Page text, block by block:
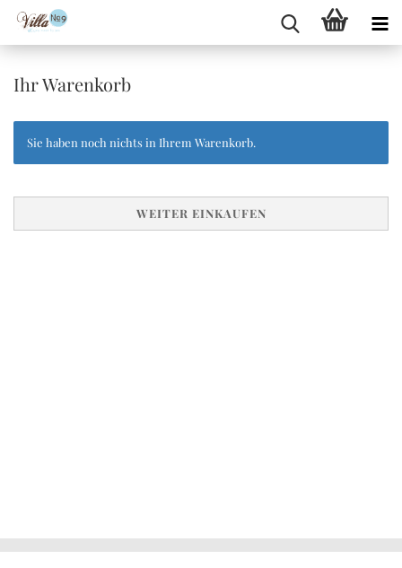
Ihr Warenkorb
Sie haben noch nichts in Ihrem Warenkorb.
WEITER EINKAUFEN